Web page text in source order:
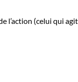
l’action (celui qui